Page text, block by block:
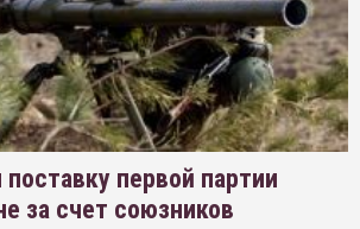
первой партии
за счет союзников